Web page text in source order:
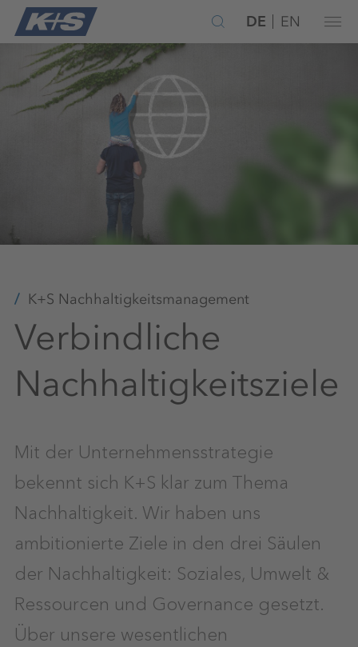
DE EN
K+S Nachhaltigkeitsmanagement
Verbindliche
Nachhaltigkeitsziele
Mit der Unternehmensstrategie
bekennt sich K+S klar zum Thema
Nachhaltigkeit. Wir haben uns
ambitionierte Ziele in den drei Säulen
der Nachhaltigkeit: Soziales, Umwelt &
Ressourcen und Governance gesetzt.
Über unsere wesentlichen